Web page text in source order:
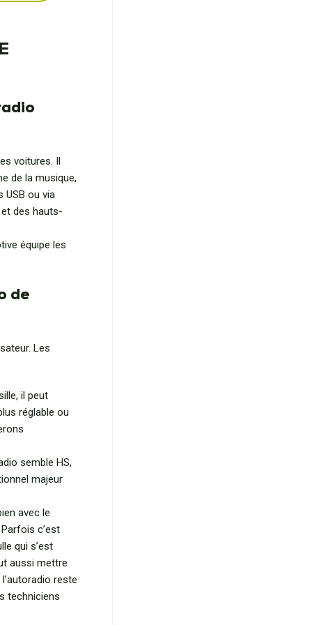
voitures. Il
de la musique,
USB ou via
des hauts-
équipe les
de
Les
il peut
réglable ou
semble HS,
majeur
avec le
c’est
qui s’est
aussi mettre
reste
techniciens